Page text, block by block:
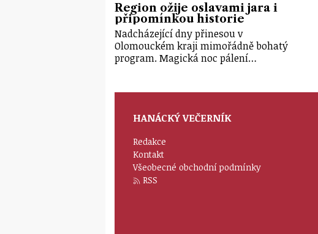
Region ožije oslavami jara i
připomínkou historie
Nadcházející dny přinesou v
Olomouckém kraji mimořádně bohatý
program. Magická noc pálení…
HANÁCKÝ VEČERNÍK
Redakce
Kontakt
Všeobecné obchodní podmínky
RSS